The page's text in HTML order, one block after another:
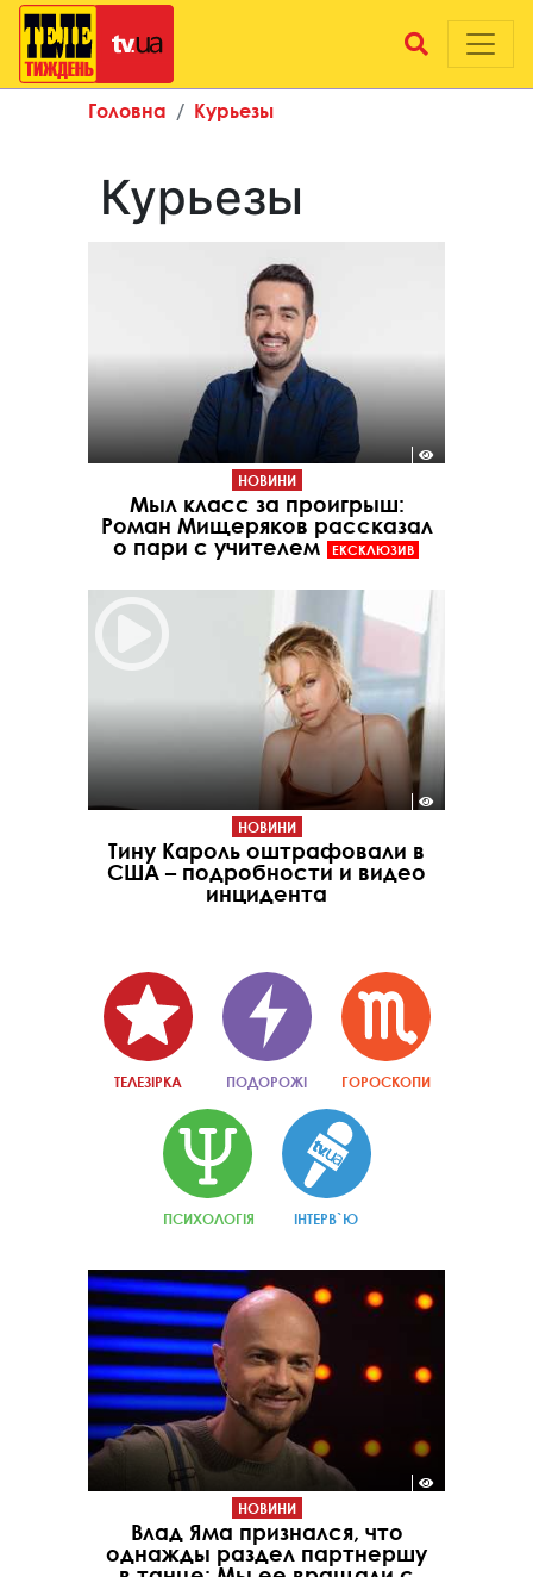
Головна Курьезы
Курьезы
НОВИНИ
Мыл класс за проигрыш:
Роман Мищеряков рассказал
о пари с учителем
ЕКСКЛЮЗИВ
НОВИНИ
Тину Кароль оштрафовали в
США – подробности и видео
инцидента
ТЕЛЕЗІРКА ПОДОРОЖІ ГОРОСКОПИ
ПСИХОЛОГІЯ ІНТЕРВ`Ю
НОВИНИ
Влад Яма признался, что
однажды раздел партнершу